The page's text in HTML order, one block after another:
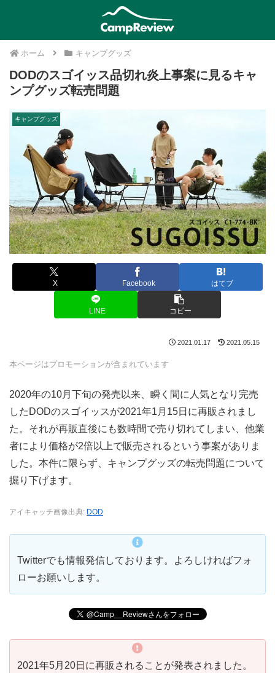
ホーム キャンプグッズ
DODのスゴイッス品切れ炎上事案に見るキャ
ンプグッズ転売問題
キャンプグッズ
X Facebook はてブ
LINE コピー
2021.01.17 2021.05.15
本ページはプロモーションが含まれています
2020年の10月下旬の発売以来、瞬く間に人気となり完売
したDODのスゴイッスが2021年1月15日に再販されまし
た。それが再販直後にも数時間で売り切れてしまい、他業
者により価格が2倍以上で販売されるという事案がありま
した。本件に限らず、キャンプグッズの転売問題について
掘り下げます。
アイキャッチ画像出典: DOD
Twitterでも情報発信しております。よろしければフォ
ローお願いします。
2021年5月20日に再販されることが発表されました。